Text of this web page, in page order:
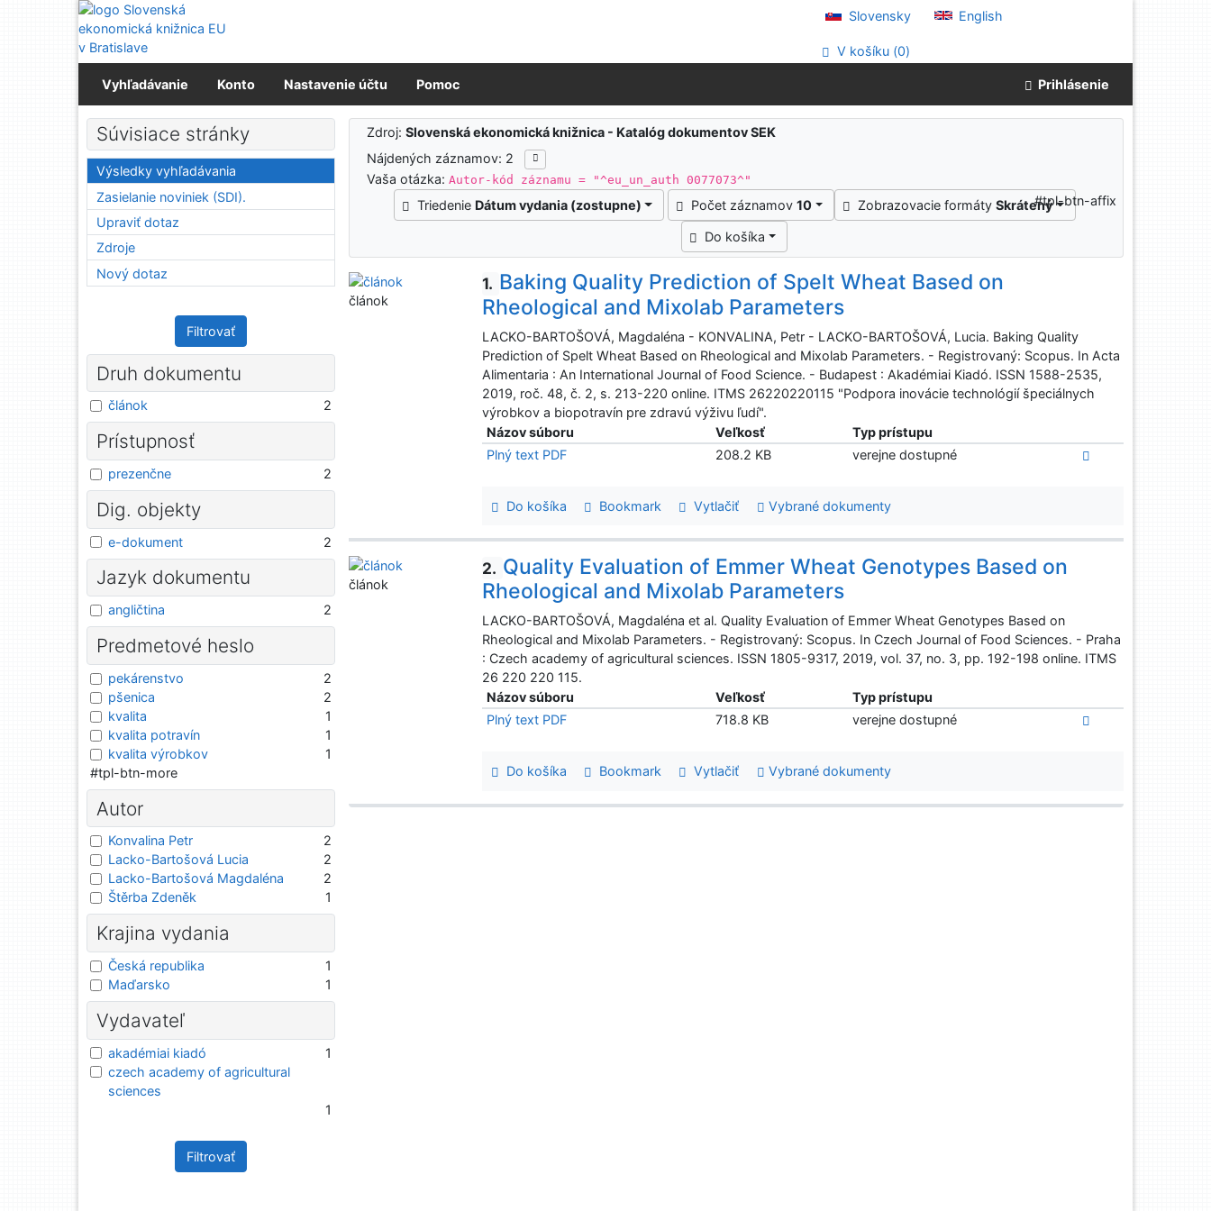
Prejsť na obsah
Prejsť na menu
Prehlásenie o webovej prístupnosti
Slovensky English
V košíku (0)
Vyhľadávanie Konto Nastavenie účtu Pomoc Prihlásenie
Výsledky vyhľadávania
Zdroj:Slovenská ekonomická knižnica - Katalóg dokumentov SEK
Nájdených záznamov: 2
Vaša otázka:Autor-kód záznamu = "^eu_un_auth 0077073^"
Triedenie Dátum vydania (zostupne) Počet záznamov10 Zobrazovacie formátySkrátený
Do košíka
#tpl-btn-affix
1. Baking Quality Prediction of Spelt Wheat Based on
Rheological and Mixolab Parameters
LACKO-BARTOŠOVÁ, Magdaléna - KONVALINA, Petr - LACKO-BARTOŠOVÁ, Lucia. Baking Quality
Prediction of Spelt Wheat Based on Rheological and Mixolab Parameters. - Registrovaný: Scopus. In Acta
Alimentaria : An International Journal of Food Science. - Budapest : Akadémiai Kiadó. ISSN 1588-2535,
2019, roč. 48, č. 2, s. 213-220 online. ITMS 26220220115 "Podpora inovácie technológií špeciálnych
výrobkov a biopotravín pre zdravú výživu ľudí".
Názov súboru
Veľkosť
Typ prístupu
Plný text PDF
208.2 KB verejne dostupné
Do košíka Bookmark Vytlačiť Vybrané dokumenty
článok
2. Quality Evaluation of Emmer Wheat Genotypes Based on
Rheological and Mixolab Parameters
LACKO-BARTOŠOVÁ, Magdaléna et al. Quality Evaluation of Emmer Wheat Genotypes Based on
Rheological and Mixolab Parameters. - Registrovaný: Scopus. In Czech Journal of Food Sciences. - Praha
: Czech academy of agricultural sciences. ISSN 1805-9317, 2019, vol. 37, no. 3, pp. 192-198 online. ITMS
26 220 220 115.
Názov súboru
Veľkosť
Typ prístupu
Plný text PDF
718.8 KB verejne dostupné
Do košíka Bookmark Vytlačiť Vybrané dokumenty
článok
Súvisiace stránky
Výsledky vyhľadávania
Zasielanie noviniek (SDI).
Upraviť dotaz
Zdroje
Nový dotaz
Filtrovať
Druh dokumentu
článok 2
Prístupnosť
prezenčne 2
Dig. objekty
e-dokument 2
Jazyk dokumentu
angličtina 2
Predmetové heslo
pekárenstvo
2
pšenica
2
kvalita
1
kvalita potravín
1
kvalita výrobkov
1
#tpl-btn-more
Autor
Konvalina Petr
2
Lacko-Bartošová Lucia
2
Lacko-Bartošová Magdaléna
2
Štěrba Zdeněk
1
Krajina vydania
Česká republika
1
Maďarsko
1
Vydavateľ
akadémiai kiadó
1
czech academy of agricultural
sciences
1
Filtrovať